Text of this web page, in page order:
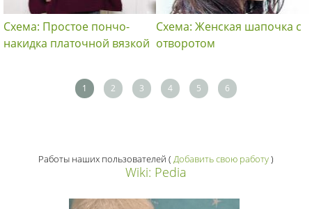
Схема: Простое пончо-
накидка платочной вязкой
Схема: Женская шапочка с
отворотом
1 2 3 4 5 6
Работы наших пользователей ( Добавить свою работу)
Wiki: Pedia